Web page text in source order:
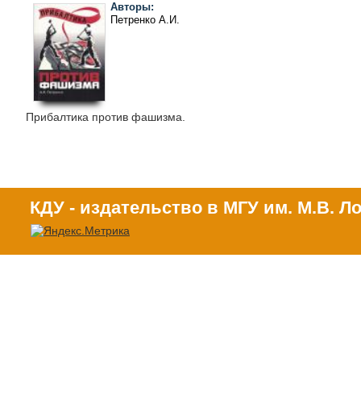
Прибалтика против фашизма.
Авторы:
Петренко А.И.
КДУ - издательство в МГУ им. М.В.